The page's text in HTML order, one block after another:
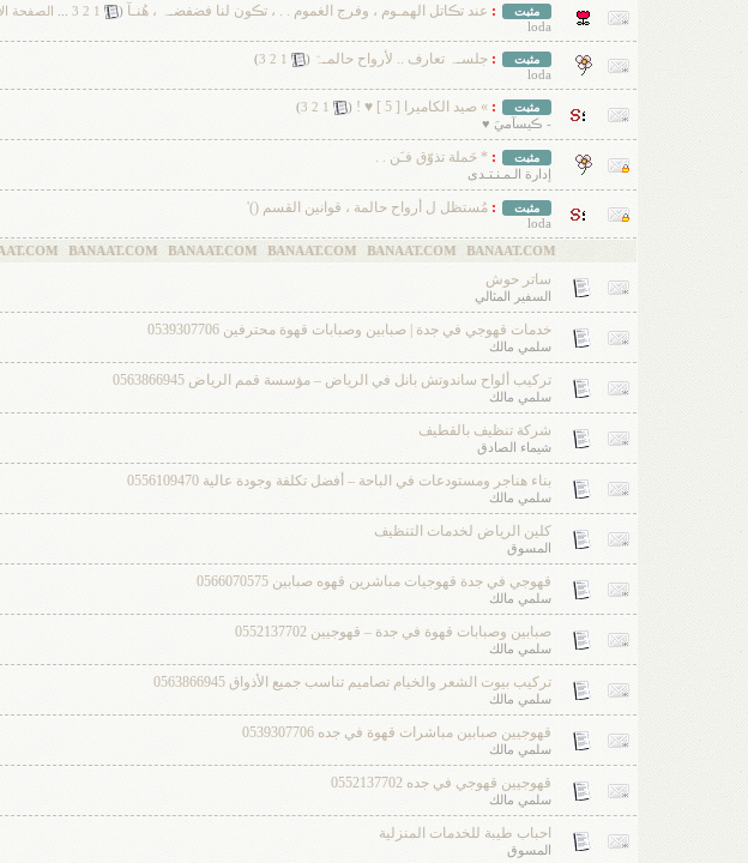
مثبت : عند تڪاتل الهمـوم ، وفرج الغموم . . ، تڪون لنا فضفضـہ ، هُنـآ (
1
2
3 الصفحة
loda
مثبت : جلسـہ تعارف .. لأرواح حالمـہّ (
1
2
3
)
loda
مثبت : » صيد الكاميرا [ 5 ] ♥ ! (
1
2
3
)
- ڪيسآميَ ♥
مثبت : * حَملة تذوّق فـَن . .
إدارة الـمـنـتـدى
مثبت : مُستظل ل أرواح حالمة ، قوانين القسم ()'
loda
BANAAT.COM BANAAT.COM BANAAT.COM
ساتر حوش
السفير المثالي
خدمات قهوجي في جدة | صبابين وصبابات قهوة محترفين 0539307706
سلمي مالك
تركيب ألواح ساندوتش بانل في الرياض – مؤسسة قمم الرياض 0563866945
سلمي مالك
شركة تنظيف بالقطيف
شيماء الصادق
بناء هناجر ومستودعات في الباحة – أفضل تكلفة وجودة عالية 0556109470
سلمي مالك
كلين الرياض لخدمات التنظيف
المسوق
قهوجي في جدة قهوجيات مباشرين قهوه صبابين 0566070575
سلمي مالك
صبابين وصبابات قهوة في جدة – قهوجيين 0552137702
سلمي مالك
تركيب بيوت الشعر والخيام تصاميم تناسب جميع الأذواق 0563866945
سلمي مالك
قهوجيين صبابين مباشرات قهوة في جده 0539307706
سلمي مالك
قهوجيين قهوجي في جده 0552137702
سلمي مالك
احباب طيبة للخدمات المنزلية
المسوق